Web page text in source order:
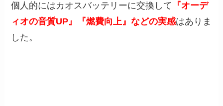
個人的にはカオスバッテリーに交換して
『オーデ
ィオの音質UP』『燃費向上』などの実感はありま
した。